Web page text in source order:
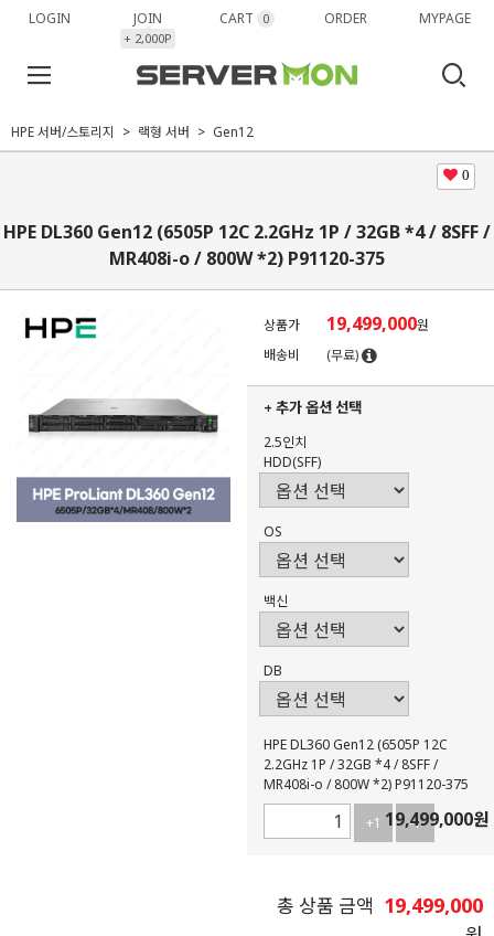
LOGIN JOIN
+ 2,000P
CART 0 ORDER MYPAGE
HPE 서버/스토리지 랙형 서버 Gen12
0
HPE DL360 Gen12 (6505P 12C 2.2GHz 1P / 32GB *4 / 8SFF /
MR408i-o / 800W *2) P91120-375
상품가 19,499,000원
배송비
(무료)
+ 추가 옵션 선택
2.5인치
HDD(SFF)
OS
백신
DB
HPE DL360 Gen12 (6505P 12C
2.2GHz 1P / 32GB *4 / 8SFF /
MR408i-o / 800W *2) P91120-375
+1 -1
19,499,000원
총 상품 금액 19,499,000